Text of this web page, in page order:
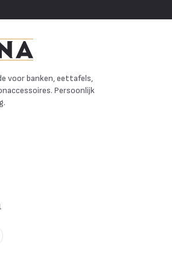
voor banken, eettafels,
Persoonlijk